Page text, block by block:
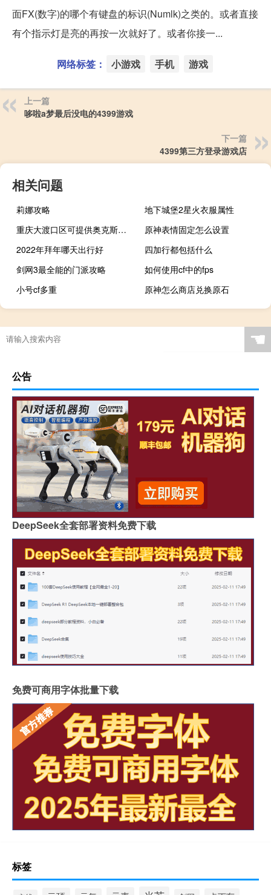
面FX(数字)的哪个有键盘的标识(Numlk)之类的。或者直接
有个指示灯是亮的再按一次就好了。或者你接一...
网络标签： 小游戏 手机 游戏
上一篇
哆啦a梦最后没电的4399游戏
下一篇
4399第三方登录游戏店
相关问题
莉娜攻略
地下城堡2星火衣服属性
重庆大渡口区可提供奥克斯中央空调维修服务地址在哪
原神表情固定怎么设置
2022年拜年哪天出行好
四加行都包括什么
剑网3最全能的门派攻略
如何使用cf中的fps
小号cf多重
原神怎么商店兑换原石
☚
公告
DeepSeek全套部署资料免费下载
免费可商用字体批量下载
标签